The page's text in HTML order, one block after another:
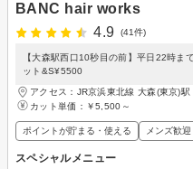
BANC hair works
4.9
(41件)
【大森駅西口10秒目の前】平日22時
ット&S¥5500
アクセス：JR京浜東北線 大森(東京)駅
カット単価： ￥5,500～
ポイントが貯まる・使える メンズ歓迎
スペシャルメニュー